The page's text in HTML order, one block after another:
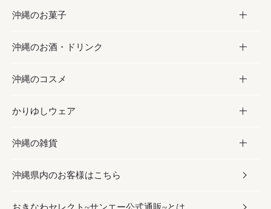
お肉
海産物
缶詰／パウチ
沖縄料理
沖縄そば／乾麺
レトルト食品
乾物／粉類
調味料
砂糖／黒砂糖
塩
お酢／ドレッシング
しょうゆ
みそ
だし／スパイス／島唐辛子
沖縄のお菓子
お菓子
黒糖
ちんすこう
伝統菓子
スナック
おつまみ
沖縄のお酒・ドリンク
お酒・ドリンク
泡盛
ビール・チューハイ
ワイン・ウィスキー・カクテル
ドリンク
沖縄のコスメ
コスメ
スキンケア
ボディケア
ヘアケア
かりゆしウェア
かりゆしウェア
メンズ
レディース
沖縄の雑貨
雑貨
沖縄ファッション
沖縄県内のお客様はこちら
おきなわセレクト~サンエー公式通販~とは